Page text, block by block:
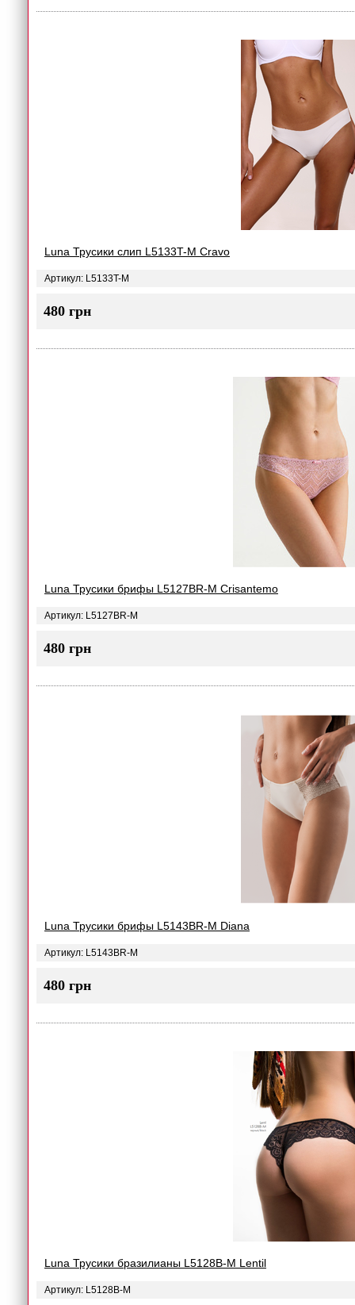
Luna Трусики слип L5133T-M Cravo
Артикул: L5133T-M
480 грн
Luna Трусики брифы L5127BR-M Crisantemo
Артикул: L5127BR-M
480 грн
Luna Трусики брифы L5143BR-M Diana
Артикул: L5143BR-M
480 грн
Luna Трусики бразилианы L5128B-M Lentil
Артикул: L5128B-M